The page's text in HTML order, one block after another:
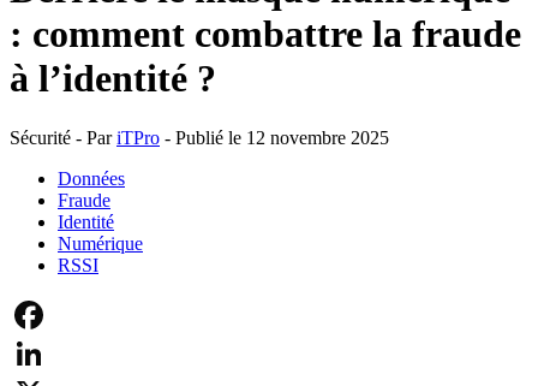
: comment combattre la fraude
à l’identité ?
Sécurité - PariTPro - Publié le 12 novembre 2025
Données
Fraude
Identité
Numérique
RSSI
Facebook